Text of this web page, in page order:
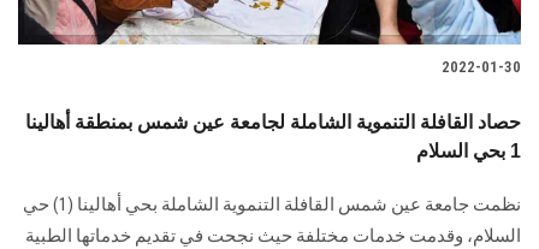
الدراسات العليا
الزائـرون
2022-01-30
حصاد القافلة التنموية الشاملة لجامعة عين شمس بمنطقة أهالينا
1 بحي السلام
نظمت جامعة عين شمس القافلة التنموية الشاملة بحي أهالينا (1) حي
السلام، وقدمت خدمات مختلفة حيث نجحت في تقديم خدماتها الطبية